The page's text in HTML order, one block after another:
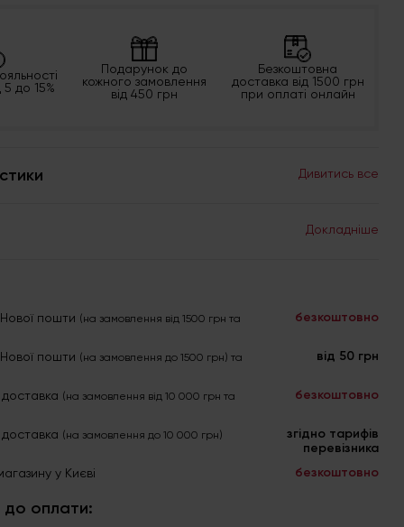
до 15%
Подарунок до
кожного замовлення
від 450 грн
Безкоштовна
доставка від 1500 грн
при оплаті онлайн
Дивитись все
Докладніше
Нової пошти (на замовлення від 1500 грн та безкоштовно
Нової пошти (на замовлення до 1500 грн) та від 50 грн
(на замовлення від 10 000 грн та безкоштовно
(на замовлення до 10 000 грн)
згідно тарифів
перевізника
у Києві безкоштовно
оплати: